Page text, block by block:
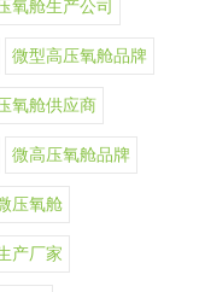
氧舱生产公司
微型高压氧舱品牌
氧舱供应商
微高压氧舱品牌
压氧舱
产厂家